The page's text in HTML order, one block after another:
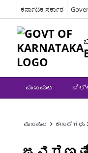
ಕರ್ನಾಟಕ ಸರ್ಕಾರ
ಮುಖಪುಟ
ಮುಖಪುಟ ದಾಖಲೆಗಳು